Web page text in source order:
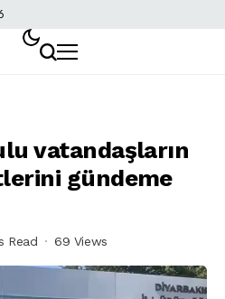
vatandaşların
gündeme
Read 69 Views